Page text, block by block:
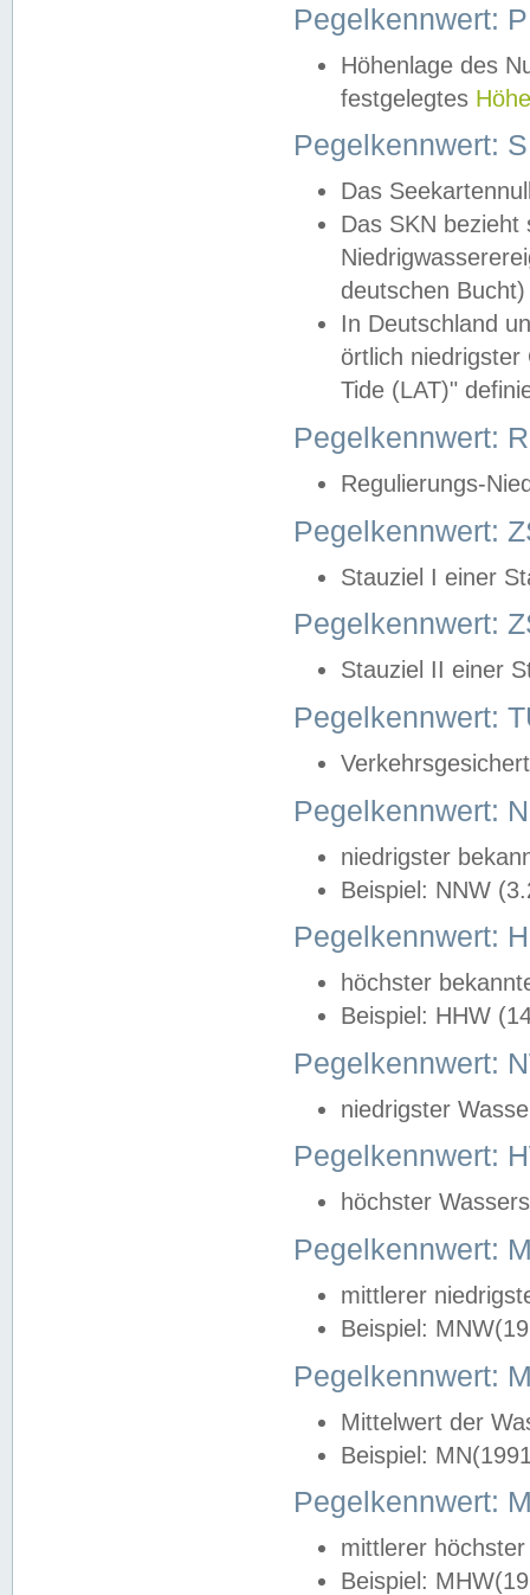
Pegelkennwert:
Höhenlage des
festgelegtes
Pegelkennwert:
Das
Das SKN
deutschen
In Deutschland
örtlich
Tide (LAT)"
Pegelkennwert:
Regulierungs-
Pegelkennwert:
Stauziel I einer
Pegelkennwert:
Stauziel II einer
Pegelkennwert:
Pegelkennwert:
niedrigster
Beispiel: NNW
Pegelkennwert:
höchster
Beispiel: HHW
Pegelkennwert:
niedrigster
Pegelkennwert:
höchster
Pegelkennwert:
mittlerer
Beispiel:
Pegelkennwert:
Mittelwert der
Beispiel:
Pegelkennwert:
mittlerer
Beispiel: